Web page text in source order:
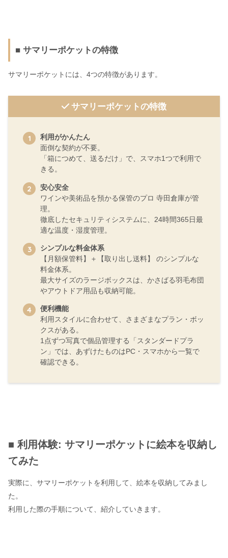
■ サマリーポケットの特徴
サマリーポケットには、4つの特徴があります。
サマリーポケットの特徴
利用がかんたん
面倒な契約が不要。
「箱につめて、送るだけ」で、スマホ1つで利用で
きる。
安心安全
ワインや美術品を預かる保管のプロ 寺田倉庫が管
理。
徹底したセキュリティシステムに、24時間365日最
適な温度・湿度管理。
シンプルな料金体系
【月額保管料】＋【取り出し送料】 のシンプルな
料金体系。
最大サイズのラージボックスは、かさばる羽毛布団
やアウトドア用品も収納可能。
便利機能
利用スタイルに合わせて、さまざまなプラン・ボッ
クスがある。
1点ずつ写真で個品管理する「スタンダードプラ
ン」では、あずけたものはPC・スマホから一覧で
確認できる。
■ 利用体験: サマリーポケットに絵本を収納し
てみた
実際に、サマリーポケットを利用して、絵本を収納してみまし
た。
利用した際の手順について、紹介していきます。